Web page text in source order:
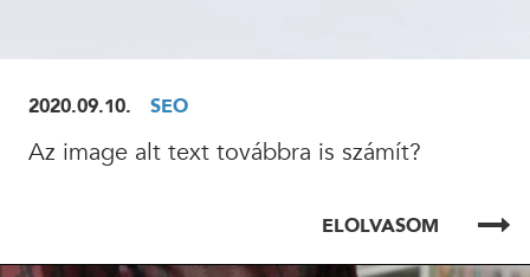
2020.09.10. SEO
Az image alt text továbbra is számít?
ELOLVASOM